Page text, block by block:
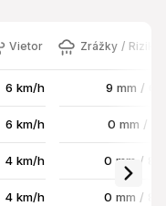
Vietor Zrážky / Riziko
6 km/h 9 mm /
6 km/h 0 mm /
4 km/h 0 mm /
4 km/h 0 mm /